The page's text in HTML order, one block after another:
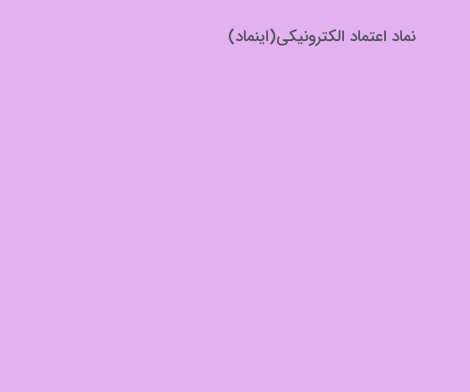
نماد اعتماد الکترونیکی(اینماد)